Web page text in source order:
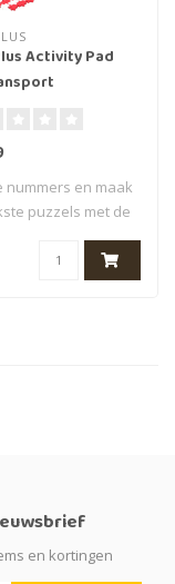
Activity Pad
nummers en maak
puzzels met de
en kortingen